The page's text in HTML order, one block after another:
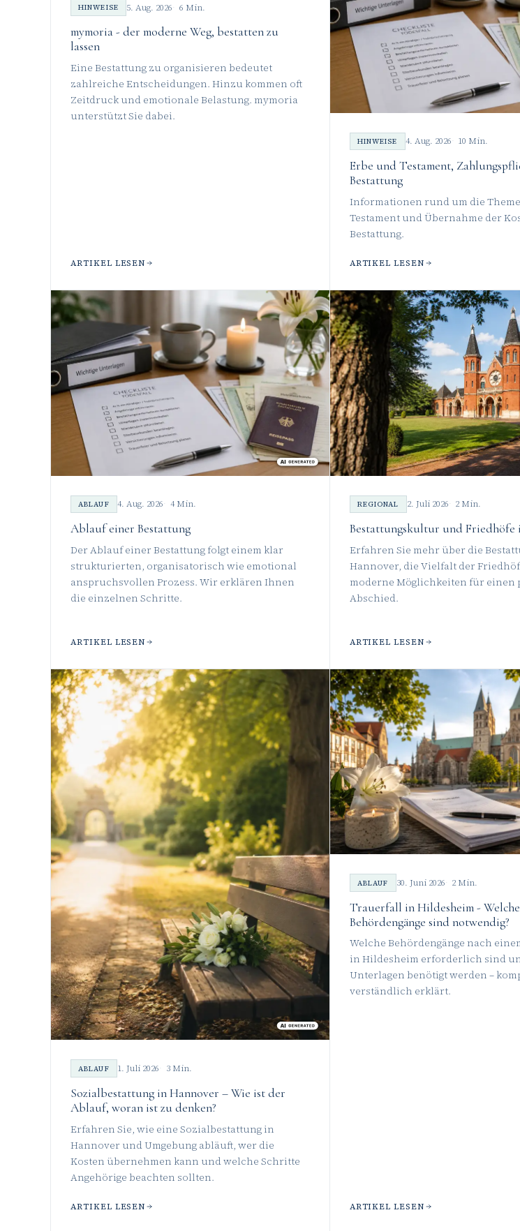
HINWEISE 5. Aug. 2026 6 Min.
mymoria - der moderne Weg, bestatten zu
lassen
Eine Bestattung zu organisieren bedeutet
zahlreiche Entscheidungen. Hinzu kommen oft
Zeitdruck und emotionale Belastung. mymoria
unterstützt Sie dabei.
ARTIKEL LESEN
HINWEISE 4. Aug. 2026 10 Min.
Erbe und Testament,
Bestattung
Informationen rund um die
Testament und Übernahme der
Bestattung.
ARTIKEL LESEN
ABLAUF 4. Aug. 2026 4 Min.
Ablauf einer Bestattung
Der Ablauf einer Bestattung folgt einem klar
strukturierten, organisatorisch wie emotional
anspruchsvollen Prozess. Wir erklären Ihnen
die einzelnen Schritte.
ARTIKEL LESEN
REGIONAL 2. Juli 2026 2 Min.
Bestattungskultur und Friedhöfe
Erfahren Sie mehr über die
Hannover, die Vielfalt der
moderne Möglichkeiten für einen
Abschied.
ARTIKEL LESEN
ABLAUF 1. Juli 2026 3 Min.
Sozialbestattung in Hannover – Wie ist der
Ablauf, woran ist zu denken?
Erfahren Sie, wie eine Sozialbestattung in
Hannover und Umgebung abläuft, wer die
Kosten übernehmen kann und welche Schritte
Angehörige beachten sollten.
ARTIKEL LESEN
ABLAUF 30. Juni 2026 2 Min.
Trauerfall in Hildesheim - Welche
Behördengänge sind notwendig?
Welche Behördengänge nach
in Hildesheim erforderlich sind
Unterlagen benötigt werden –
verständlich erklärt.
ARTIKEL LESEN